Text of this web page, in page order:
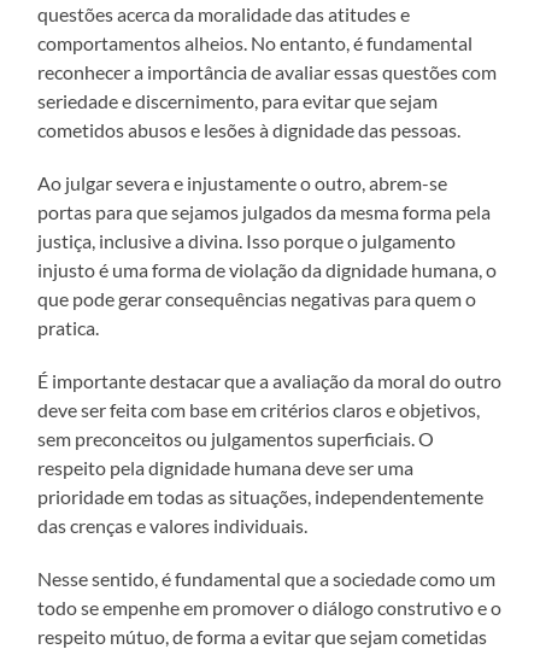
questões acerca da moralidade das atitudes e
comportamentos alheios. No entanto, é fundamental
reconhecer a importância de avaliar essas questões com
seriedade e discernimento, para evitar que sejam
cometidos abusos e lesões à dignidade das pessoas.
Ao julgar severa e injustamente o outro, abrem-se
portas para que sejamos julgados da mesma forma pela
justiça, inclusive a divina. Isso porque o julgamento
injusto é uma forma de violação da dignidade humana, o
que pode gerar consequências negativas para quem o
pratica.
É importante destacar que a avaliação da moral do outro
deve ser feita com base em critérios claros e objetivos,
sem preconceitos ou julgamentos superficiais. O
respeito pela dignidade humana deve ser uma
prioridade em todas as situações, independentemente
das crenças e valores individuais.
Nesse sentido, é fundamental que a sociedade como um
todo se empenhe em promover o diálogo construtivo e o
respeito mútuo, de forma a evitar que sejam cometidas